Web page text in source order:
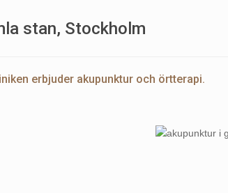
stan, Stockholm
erbjuder akupunktur och örtterapi.